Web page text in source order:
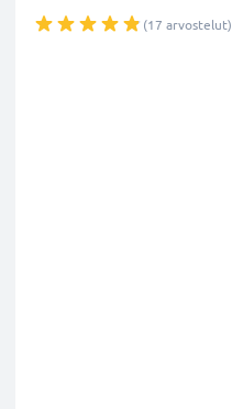
(17 arvostelut)